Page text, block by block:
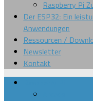
Raspberry Pi
Der ESP32: Ein
Anwendungen
Ressourcen /
Newsletter
Kontakt